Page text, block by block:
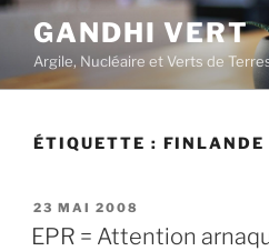
Aller
contenu
principal
GANDHI VERT
Argile, Nucléaire et Verts de
ÉTIQUETTE : FINLANDE
PUBLIÉ
LE
23 MAI 2008
EPR = Attention